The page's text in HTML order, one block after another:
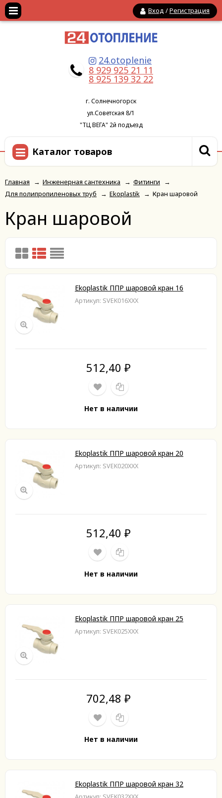
Вход /Регистрация
24.otoplenie
8 929 925 21 11
8 925 139 32 22
г. Солнечногорск
ул.Советская 8/1
"ТЦ ВЕГА" 2й подъезд
Каталог товаров
Главная → Инженерная сантехника → Фитинги
→
Для полипропиленовых труб
→ Ekoplastik → Кран шаровой
Кран шаровой
Ekoplastik ППР шаровой кран 16
Артикул: SVEK016XXX
512,40 ₽
Нет в наличии
Ekoplastik ППР шаровой кран 20
Артикул: SVEK020XXX
512,40 ₽
Нет в наличии
Ekoplastik ППР шаровой кран 25
Артикул: SVEK025XXX
702,48 ₽
Нет в наличии
Ekoplastik ППР шаровой кран 32